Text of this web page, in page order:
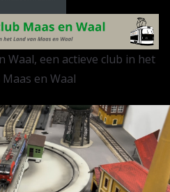
Waal, een actieve club in het
en Waal